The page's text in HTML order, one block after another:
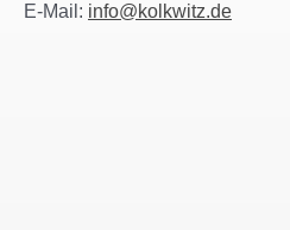
E-Mail: info@kolkwitz.de